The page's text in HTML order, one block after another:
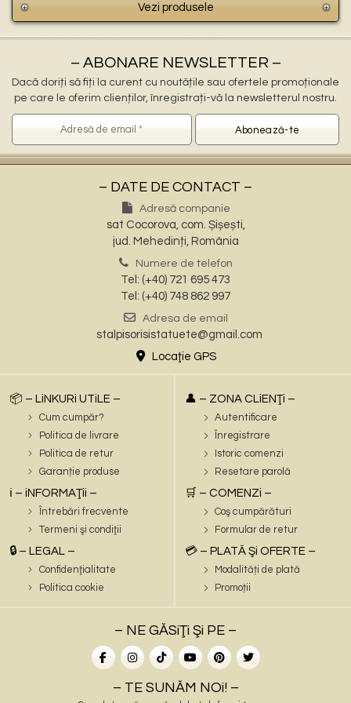
Vezi produsele
– ABONARE NEWSLETTER –
Dacă doriți să fiți la curent cu noutățile sau ofertele promoționale
pe care le oferim clienților, înregistrați-vă la newsletterul nostru.
– DATE DE CONTACT –
Adresă companie
sat Cocorova, com. Șișești,
jud. Mehedinți, România
Numere de telefon
Tel: (+40) 721 695 473
Tel: (+40) 748 862 997
Adresa de email
stalpisorisistatuete@gmail.com
Locaţie GPS
📦 – LiNKURi UTiLE –
Cum cumpăr?
Politica de livrare
Politica de retur
Garanție produse
ℹ️ – iNFORMAŢii –
Întrebări frecvente
Termeni şi condiţii
🔒 – LEGAL –
Confidenţialitate
Politica cookie
👤 – ZONA CLiENŢi –
Autentificare
Înregistrare
Istoric comenzi
Resetare parolă
🛒 – COMENZi –
Coş cumpărături
Formular de retur
💳 – PLATĂ Şi OFERTE –
Modalități de plată
Promoții
– NE GĂSiŢi Şi PE –
– TE SUNĂM NOi! –